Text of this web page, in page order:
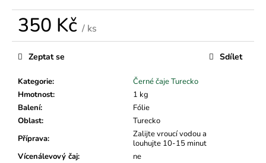
350 Kč / ks
Měrná
cena:
Kategorie:
Černé čaje Turecko
Hmotnost:
1 kg
Balení:
Fólie
Oblast:
Turecko
Příprava:
Zalijte vroucí vodou a
louhujte 10-15 minut
Vícenálevový čaj:
ne
Zeptat se Sdílet
u
m